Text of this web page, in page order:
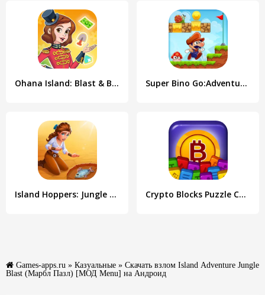
Ohana Island: Blast & Build Super Bino Go:Adventure Jungle
Island Hoppers: Jungle Farm Crypto Blocks Puzzle Challenge
Games-apps.ru » Казуальные » Скачать взлом Island Adventure Jungle
Blast (Марбл Пазл) [МОД Menu] на Андроид